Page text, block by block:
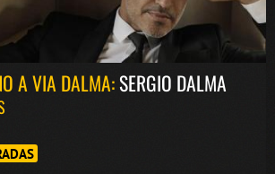
A VIA DALMA:SERGIO DALMA